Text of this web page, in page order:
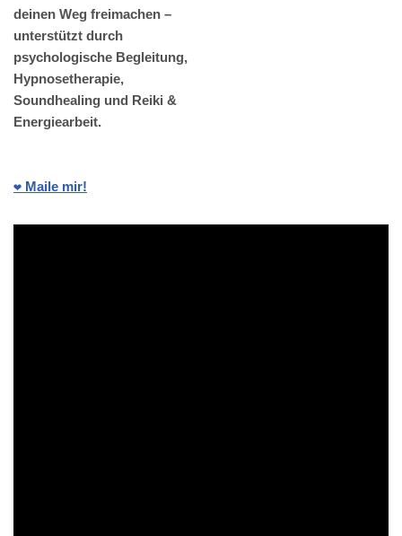
deinen Weg freimachen –
unterstützt durch
psychologische Begleitung,
Hypnosetherapie,
Soundhealing und Reiki &
Energiearbeit.
❤️ Maile mir!